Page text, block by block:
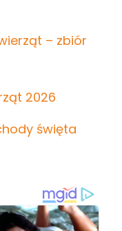
– zbiór
2026
święta